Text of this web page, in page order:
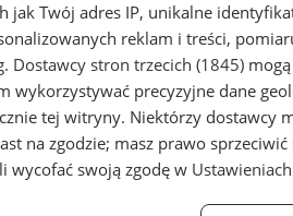
jak Twój adres IP, unikalne
reklam i treści,
Dostawcy stron trzecich (1845)
wykorzystywać precyzyjne dane
tej witryny. Niektórzy dostawcy
na zgodzie; masz prawo
wycofać swoją zgodę w